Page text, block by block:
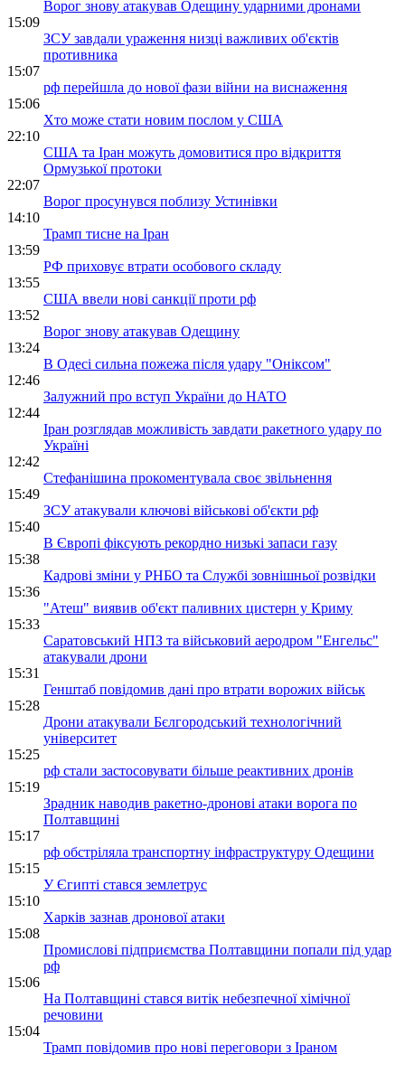
Ворог знову атакував Одещину ударними дронами
15:09
ЗСУ завдали ураження низці важливих об'єктів
противника
15:07
рф перейшла до нової фази війни на виснаження
15:06
Хто може стати новим послом у США
22:10
США та Іран можуть домовитися про відкриття
Ормузької протоки
22:07
Ворог просунувся поблизу Устинівки
14:10
Трамп тисне на Іран
13:59
РФ приховує втрати особового складу
13:55
США ввели нові санкції проти рф
13:52
Ворог знову атакував Одещину
13:24
В Одесі сильна пожежа після удару "Оніксом"
12:46
Залужний про вступ України до НАТО
12:44
Іран розглядав можливість завдати ракетного удару по
Україні
12:42
Стефанішина прокоментувала своє звільнення
15:49
ЗСУ атакували ключові військові об'єкти рф
15:40
В Європі фіксують рекордно низькі запаси газу
15:38
Кадрові зміни у РНБО та Службі зовнішньої розвідки
15:36
"Атеш" виявив об'єкт паливних цистерн у Криму
15:33
Саратовський НПЗ та військовий аеродром "Енгельс"
атакували дрони
15:31
Генштаб повідомив дані про втрати ворожих військ
15:28
Дрони атакували Бєлгородський технологічний
університет
15:25
рф стали застосовувати більше реактивних дронів
15:19
Зрадник наводив ракетно-дронові атаки ворога по
Полтавщині
15:17
рф обстріляла транспортну інфраструктуру Одещини
15:15
У Єгипті стався землетрус
15:10
Харків зазнав дронової атаки
15:08
Промислові підприємства Полтавщини попали під удар
рф
15:06
На Полтавщині стався витік небезпечної хімічної
речовини
15:04
Трамп повідомив про нові переговори з Іраном